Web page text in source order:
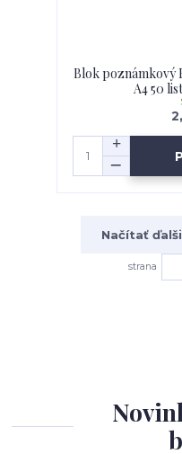
Blok poznámkový
A4 50
Načítať
strana